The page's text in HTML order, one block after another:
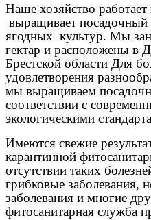
Наше хозяйство
выращивает посадочный
ягодных культур. Мы
гектар и расположены в
Брестской области Для
удовлетворения
мы выращиваем
соответствии с
экологическими
Имеются свежие
карантинной
отсутствии таких
грибковые заболевания,
заболевания и многие
фитосанитарная служба